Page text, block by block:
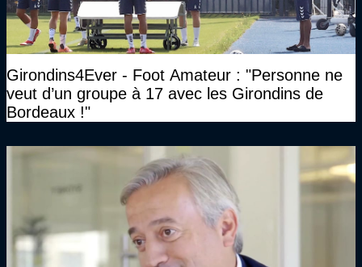
Girondins4Ever - Foot Amateur : "Personne ne
veut d’un groupe à 17 avec les Girondins de
Bordeaux !"